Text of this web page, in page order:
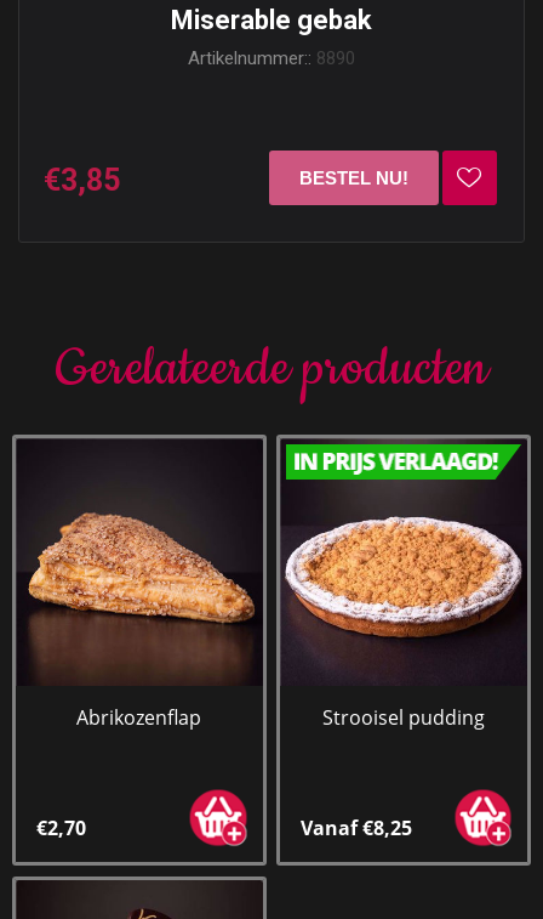
Miserable gebak
Artikelnummer:: 8890
€3,85
Gerelateerde producten
Abrikozenflap
€2,70
Strooisel pudding
Vanaf €8,25